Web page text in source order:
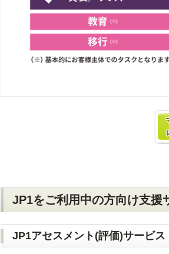
JP1をご利用中の方向け支援
JP1アセスメント(評価)サービス